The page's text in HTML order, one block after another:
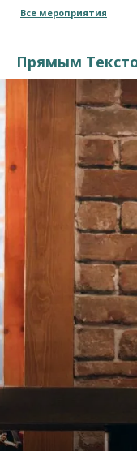
Все мероприятия
Прямым